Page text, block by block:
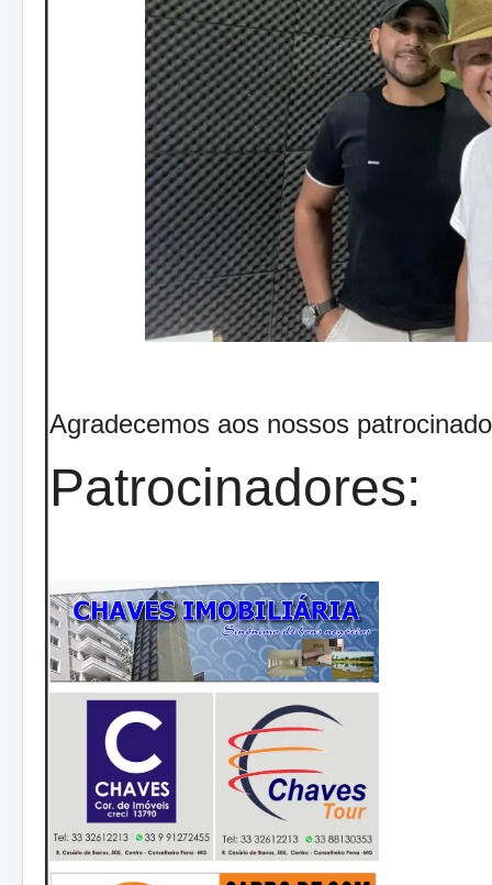
Agradecemos aos nossos
Patrocinadores: